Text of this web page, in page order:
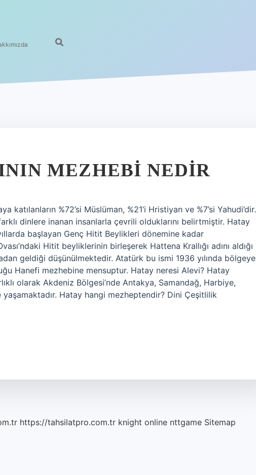
MEZHEBI NEDIR
katılanların %72’si Müslüman, %21’i Hristiyan ve %7’si Yahudi’dir.
farklı dinlere inanan insanlarla çevrili olduklarını belirtmiştir. Hatay
başlayan Genç Hitit Beylikleri dönemine kadar
Hitit beyliklerinin birleşerek Hattena Krallığı adını aldığı
geldiği düşünülmektedir. Atatürk bu ismi 1936 yılında bölgeye
Hanefi mezhebine mensuptur. Hatay neresi Alevi? Hatay
olarak Akdeniz Bölgesi’nde Antakya, Samandağ, Harbiye,
yaşamaktadır. Hatay hangi mezheptendir? Dini Çeşitlilik
https://tahsilatpro.com.tr knight online nttgame Sitemap